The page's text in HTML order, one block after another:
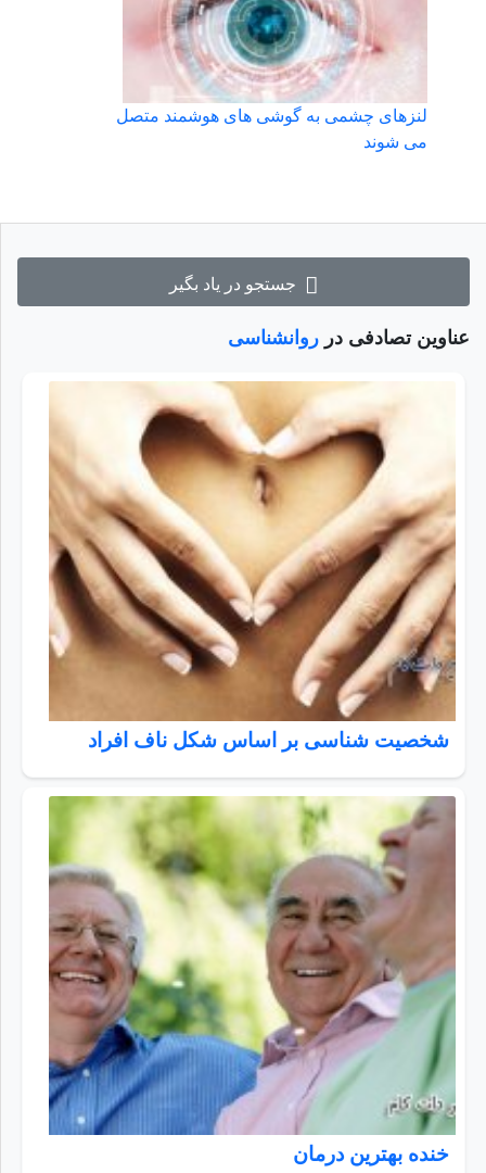
جستجو در یاد بگیر
عناوین تصادفی در روانشناسی
شخصیت شناسی بر اساس شکل ناف افراد
خنده بهترین درمان
لنزهای چشمی به گوشی های هوشمند متصل
می شوند